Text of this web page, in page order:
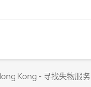
Kong - 寻找失物服务